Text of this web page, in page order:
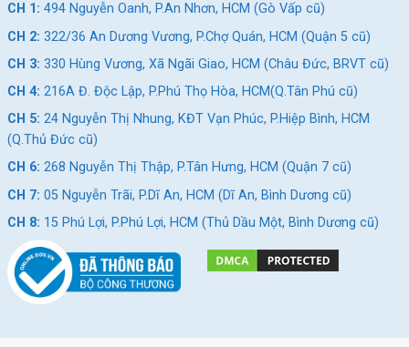
CH 1: 494 Nguyễn Oanh, P.An Nhơn, HCM (Gò Vấp cũ)
CH 2: 322/36 An Dương Vương, P.Chợ Quán, HCM (Quận 5 cũ)
CH 3: 330 Hùng Vương, Xã Ngãi Giao, HCM (Châu Đức, BRVT cũ)
CH 4: 216A Đ. Độc Lập, P.Phú Thọ Hòa, HCM(Q.Tân Phú cũ)
CH 5: 24 Nguyễn Thị Nhung, KĐT Vạn Phúc, P.Hiệp Bình, HCM
(Q.Thủ Đức cũ)
CH 6: 268 Nguyễn Thị Thập, P.Tân Hưng, HCM (Quận 7 cũ)
CH 7: 05 Nguyễn Trãi, P.Dĩ An, HCM (Dĩ An, Bình Dương cũ)
CH 8: 15 Phú Lợi, P.Phú Lợi, HCM (Thủ Dầu Một, Bình Dương cũ)